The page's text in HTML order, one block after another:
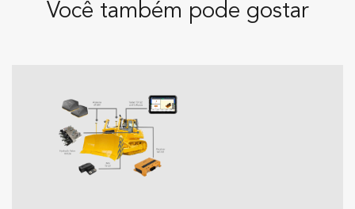
Você também pode gostar